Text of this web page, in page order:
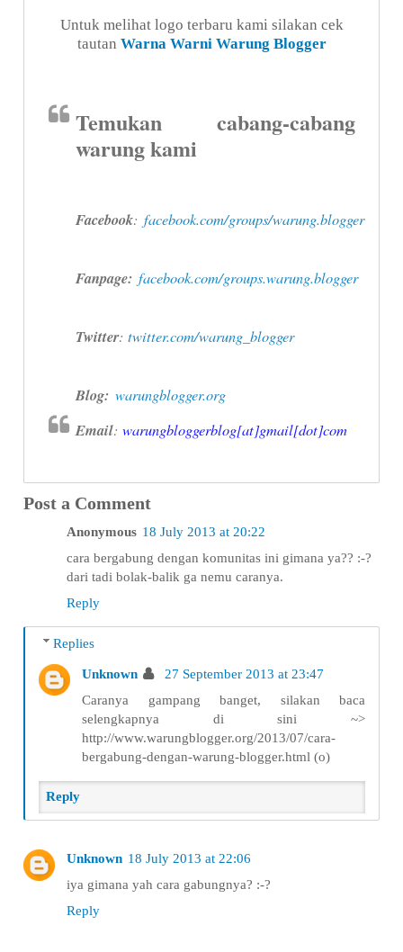
Untuk melihat logo terbaru kami silakan cek
tautan Warna Warni Warung Blogger
Temukan cabang-cabang
warung kami
Facebook: facebook.com/groups/warung.blogger
Fanpage: facebook.com/groups.warung.blogger
Twitter: twitter.com/warung_blogger
Blog: warungblogger.org
Email: warungbloggerblog[at]gmail[dot]com
Post a Comment
Anonymous 18 July 2013 at 20:22
cara bergabung dengan komunitas ini gimana ya?? :-?
dari tadi bolak-balik ga nemu caranya.
Reply
Replies
Unknown
27 September 2013 at 23:47
Caranya gampang banget, silakan baca
selengkapnya di sini ~>
http://www.warungblogger.org/2013/07/cara-
bergabung-dengan-warung-blogger.html (o)
Reply
Unknown 18 July 2013 at 22:06
iya gimana yah cara gabungnya? :-?
Reply